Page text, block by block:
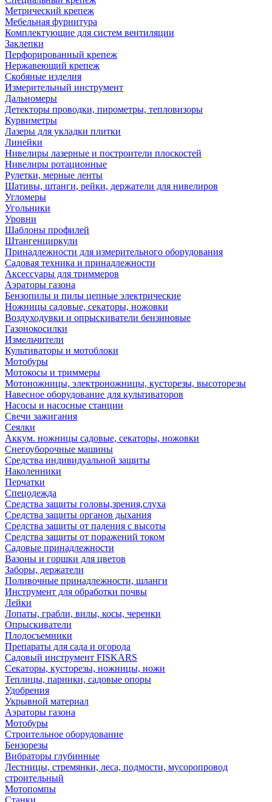
Метрический крепеж
Мебельная фурнитура
Комплектующие для систем вентиляции
Заклепки
Перфорированный крепеж
Нержавеющий крепеж
Скобяные изделия
Измерительный инструмент
Дальномеры
Детекторы проводки, пирометры, тепловизоры
Курвиметры
Лазеры для укладки плитки
Линейки
Нивелиры лазерные и построители плоскостей
Нивелиры ротационные
Рулетки, мерные ленты
Шативы, штанги, рейки, держатели для нивелиров
Угломеры
Угольники
Уровни
Шаблоны профилей
Штангенциркули
Принадлежности для измерительного оборудования
Садовая техника и принадлежности
Аксессуары для триммеров
Аэраторы газона
Бензопилы и пилы цепные электрические
Ножницы садовые, секаторы, ножовки
Воздуходувки и опрыскиватели бензиновые
Газонокосилки
Измельчители
Культиваторы и мотоблоки
Мотобуры
Мотокосы и триммеры
Мотоножницы, электроножницы, кусторезы, высоторезы
Навесное оборудование для культиваторов
Насосы и насосные станции
Свечи зажигания
Сеялки
Аккум. ножницы садовые, секаторы, ножовки
Снегоуборочные машины
Средства индивидуальной защиты
Наколенники
Перчатки
Спецодежда
Средства защиты головы,зрения,слуха
Средства защиты органов дыхания
Средства защиты от падения с высоты
Средства защиты от поражений током
Садовые принадлежности
Вазоны и горшки для цветов
Заборы, держатели
Поливочные принадлежности, шланги
Инструмент для обработки почвы
Лейки
Лопаты, грабли, вилы, косы, черенки
Опрыскиватели
Плодосъемники
Препараты для сада и огорода
Садовый инструмент FISKARS
Секаторы, кусторезы, ножницы, ножи
Теплицы, парники, садовые опоры
Удобрения
Укрывной материал
Аэраторы газона
Мотобуры
Строительное оборудование
Бензорезы
Вибраторы глубинные
Лестницы, стремянки, леса, подмости, мусоропровод
строительный
Мотопомпы
Станки